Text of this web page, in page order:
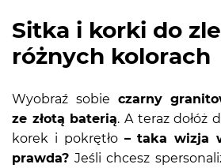
Sitka i korki do
różnych kolorach
Wyobraź sobie czarny
ze złotą baterią. A teraz dołóż
korek i pokrętło – taka wizja
prawda? Jeśli chcesz